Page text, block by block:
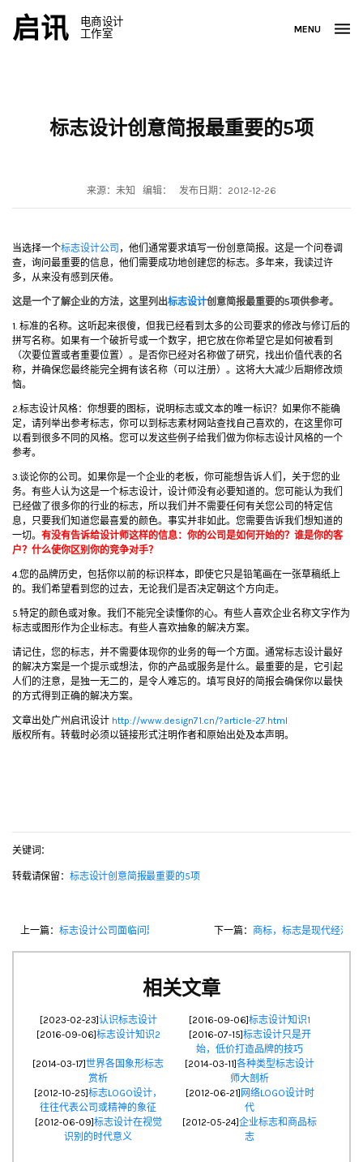
启讯
电商设计
工作室
MENU
标志设计创意简报最重要的5项
来源：未知 编辑： 发布日期：2012-12-26
当选择一个标志设计公司 ，他们通常要求填写一份创意简报。这是一个问卷调
查，询问最重要的信息，他们需要成功地创建您的标志。多年来，我读过许
多，从来没有感到厌倦。
这是一个了解企业的方法，这里列出标志设计创意简报最重要的5项供参考。
1. 标准的名称。这听起来很傻，但我已经看到太多的公司要求的修改与修订后的
拼写名称。如果有一个破折号或一个数字，把它放在你希望它是如何被看到
（次要位置或者重要位置）。是否你已经对名称做了研究，找出价值代表的名
称，并确保您最终能完全拥有该名称（可以注册）。这将大大减少后期修改烦
恼。
2.标志设计风格：你想要的图标，说明标志或文本的唯一标识？如果你不能确
定，请列举出参考标志，你可以到标志素材网站查找自己喜欢的，在这里你可
以看到很多不同的风格。您可以发这些例子给我们做为你标志设计风格的一个
参考。
3.谈论你的公司。如果你是一个企业的老板，你可能想告诉人们，关于您的业
务。有些人认为这是一个标志设计，设计师没有必要知道的。您可能认为我们
已经做了很多你的行业的标志，所以我们并不需要任何有关您公司的特定信
息，只要我们知道您最喜爱的颜色。事实并非如此。您需要告诉我们想知道的
一切。 有没有告诉给设计师这样的信息：你的公司是如何开始的？谁是你的客
户？什么使你区别你的竞争对手？
4.您的品牌历史，包括你以前的标识样本，即使它只是铅笔画在一张草稿纸上
的。我们希望看到您的过去，无论我们是否决定朝这个方向走。
5.特定的颜色或对象。我们不能完全读懂你的心。有些人喜欢企业名称文字作为
标志或图形作为企业标志。有些人喜欢抽象的解决方案。
请记住，您的标志，并不需要体现你的业务的每一个方面。通常标志设计最好
的解决方案是一个提示或想法，你的产品或服务是什么。最重要的是，它引起
人们的注意，是独一无二的，是令人难忘的。填写良好的简报会确保你以最快
的方式得到正确的解决方案。
文章出处广州启讯设计 http://www.design71.cn/?article-27.html
版权所有。转载时必须以链接形式注明作者和原始出处及本声明。
关键词：
转载请保留： 标志设计创意简报最重要的5项
上一篇： 标志设计公司面临问题 下一篇： 商标，标志是现代经济的
相关文章
[2023-02-23]认识标志设计 [2016-09-06]标志设计知识1
[2016-09-06]标志设计知识2 [2016-07-15]标志设计只是开
始，低价打造品牌的技巧
[2014-03-17]世界各国象形标志
赏析
[2014-03-11]各种类型标志设计
师大剖析
[2012-10-25]标志LOGO设计，
往往代表公司或精神的象征
[2012-06-21] 网络LOGO设计时
代
[2012-06-09]标志设计在视觉
识别的时代意义
[2012-05-24]企业标志和商品标
志